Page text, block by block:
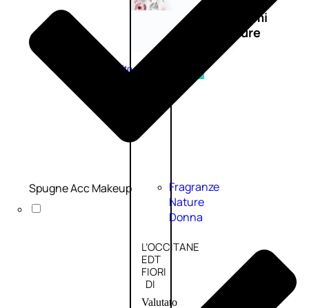
profumi
nature
Esaurito
Fragranze
Nature
Donna
L’OCCITANE
EDT
FIORI
DI
Valutato
Spugne Acc Makeup